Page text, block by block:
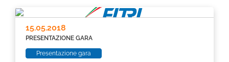
PRESENTAZIONE GARA
15.05.2018
Presentazione gara